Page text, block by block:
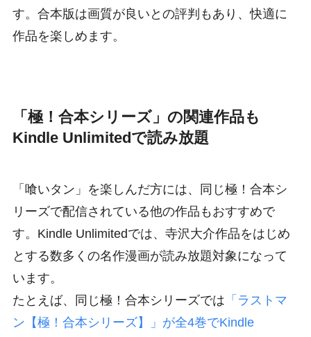
す。合本版は画質が良いとの評判もあり、快適に
作品を楽しめます。
「極！合本シリーズ」の関連作品も
Kindle Unlimitedで読み放題
「喰いタン」を楽しんだ方には、同じ極！合本シ
リーズで配信されている他の作品もおすすめで
す。Kindle Unlimitedでは、寺沢大介作品をはじめ
とする数多くの名作漫画が読み放題対象になって
います。
たとえば、同じ極！合本シリーズでは 「ラストマ
ン【極！合本シリーズ】」が全4巻でKindle